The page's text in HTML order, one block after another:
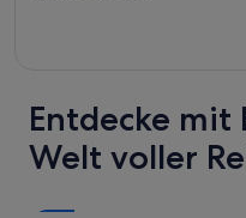
Entdecke mit
Welt voller